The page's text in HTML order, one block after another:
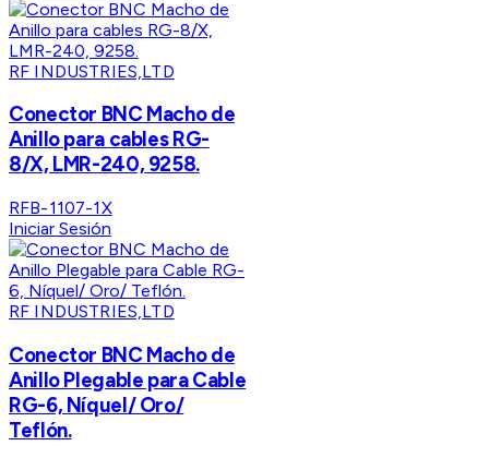
RF INDUSTRIES,LTD
Conector BNC Macho de
Anillo para cables RG-
8/X, LMR-240, 9258.
RFB-1107-1X
Iniciar Sesión
RF INDUSTRIES,LTD
Conector BNC Macho de
Anillo Plegable para Cable
RG-6, Níquel/ Oro/
Teflón.